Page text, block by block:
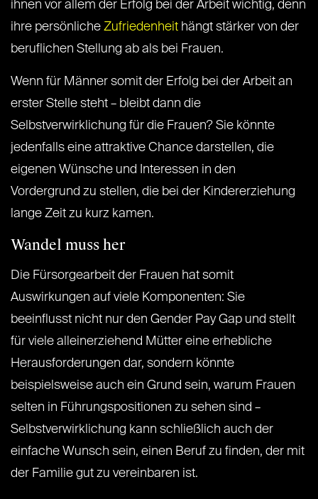
ihnen vor allem der Erfolg bei der Arbeit wichtig, denn
ihre persönliche Zufriedenheit hängt stärker von der
beruflichen Stellung ab als bei Frauen.
Wenn für Männer somit der Erfolg bei der Arbeit an
erster Stelle steht – bleibt dann die
Selbstverwirklichung für die Frauen? Sie könnte
jedenfalls eine attraktive Chance darstellen, die
eigenen Wünsche und Interessen in den
Vordergrund zu stellen, die bei der Kindererziehung
lange Zeit zu kurz kamen.
Wandel muss her
Die Fürsorgearbeit der Frauen hat somit
Auswirkungen auf viele Komponenten: Sie
beeinflusst nicht nur den Gender Pay Gap und stellt
für viele alleinerziehend Mütter eine erhebliche
Herausforderungen dar, sondern könnte
beispielsweise auch ein Grund sein, warum Frauen
selten in Führungspositionen zu sehen sind –
Selbstverwirklichung kann schließlich auch der
einfache Wunsch sein, einen Beruf zu finden, der mit
der Familie gut zu vereinbaren ist.